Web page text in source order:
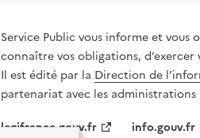
Service Public vous informe et vous
connaître vos obligations,
Il est édité par la Direction de
partenariat avec les
legifrance.gouv.fr
info.gouv.fr